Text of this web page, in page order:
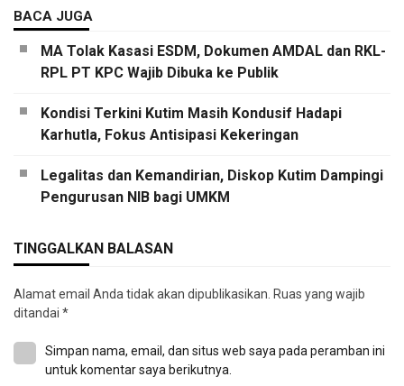
BACA JUGA
MA Tolak Kasasi ESDM, Dokumen AMDAL dan RKL-
RPL PT KPC Wajib Dibuka ke Publik
Kondisi Terkini Kutim Masih Kondusif Hadapi
Karhutla, Fokus Antisipasi Kekeringan
Legalitas dan Kemandirian, Diskop Kutim Dampingi
Pengurusan NIB bagi UMKM
TINGGALKAN BALASAN
Alamat email Anda tidak akan dipublikasikan. Ruas yang wajib
ditandai *
Simpan nama, email, dan situs web saya pada peramban ini
untuk komentar saya berikutnya.